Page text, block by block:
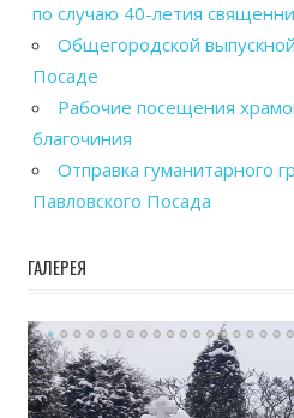
по случаю 40-летия
Общегородской
Посаде
Рабочие посещения
благочиния
Отправка гуманитарного
Павловского Посада
ГАЛЕРЕЯ